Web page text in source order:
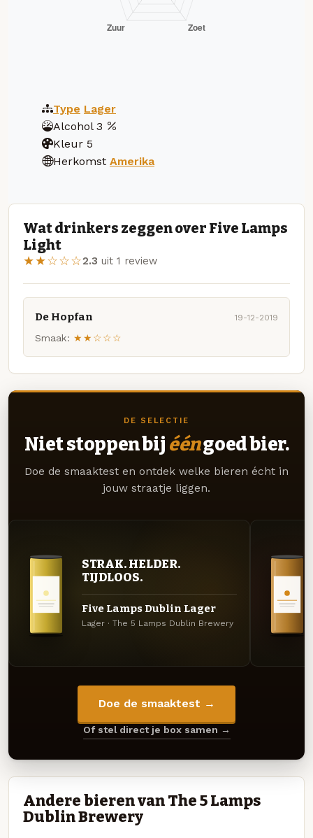
Type Lager
Alcohol 3
Kleur 5
Herkomst Amerika
Wat drinkers zeggen over Five Lamps
Light
★★☆☆☆2.3 uit 1 review
De Hopfan 19-12-2019
Smaak: ★★☆☆☆
DE SELECTIE
Niet stoppen bij ééngoed bier.
Doe de smaaktest en ontdek welke bieren écht in
jouw straatje liggen.
STRAK. HELDER.
TIJDLOOS.
Five Lamps Dublin Lager
Lager · The 5 Lamps Dublin Brewery
Doe de smaaktest →
Of stel direct je box samen →
Andere bieren van The 5 Lamps
Dublin Brewery